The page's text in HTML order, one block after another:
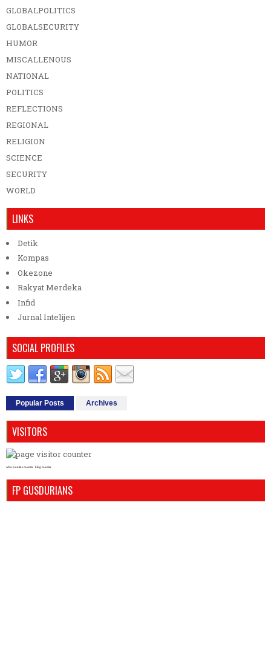
GLOBALPOLITICS
GLOBALSECURITY
HUMOR
MISCALLENOUS
NATIONAL
POLITICS
REFLECTIONS
REGIONAL
RELIGION
SCIENCE
SECURITY
WORLD
LINKS
Detik
Kompas
Okezone
Rakyat Merdeka
Infid
Jurnal Intelijen
SOCIAL PROFILES
Popular Posts Archives
VISITORS
who is online counter blog counter
FP GUSDURIANS